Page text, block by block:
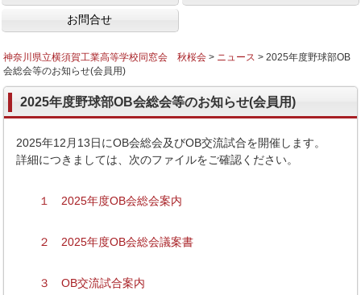
お問合せ
神奈川県立横須賀工業高等学校同窓会 秋桜会 > ニュース >2025年度野球部OB
会総会等のお知らせ(会員用)
2025年度野球部OB会総会等のお知らせ(会員用)
2025年12月13日にOB会総会及びOB交流試合を開催します。
詳細につきましては、次のファイルをご確認ください。
１ 2025年度OB会総会案内
２ 2025年度OB会総会議案書
３ OB交流試合案内